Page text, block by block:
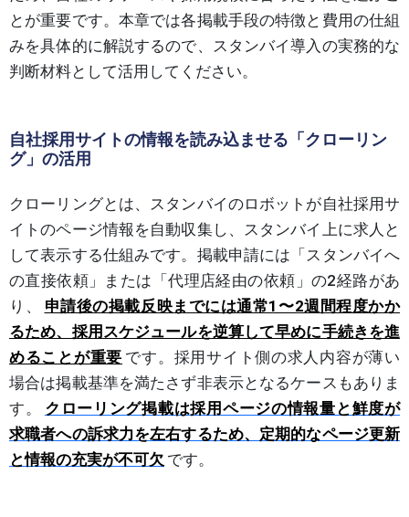
とが重要です。本章では各掲載手段の特徴と費用の仕組
みを具体的に解説するので、スタンバイ導入の実務的な
判断材料として活用してください。
自社採用サイトの情報を読み込ませる「クローリン
グ」の活用
クローリングとは、スタンバイのロボットが自社採用サ
イトのページ情報を自動収集し、スタンバイ上に求人と
して表示する仕組みです。掲載申請には「スタンバイへ
の直接依頼」または「代理店経由の依頼」の2経路があ
り、
申請後の掲載反映までには通常1〜2週間程度かか
るため、採用スケジュールを逆算して早めに手続きを進
めることが重要 です。採用サイト側の求人内容が薄い
場合は掲載基準を満たさず非表示となるケースもありま
す。
クローリング掲載は採用ページの情報量と鮮度が
求職者への訴求力を左右するため、定期的なページ更新
と情報の充実が不可欠 です。